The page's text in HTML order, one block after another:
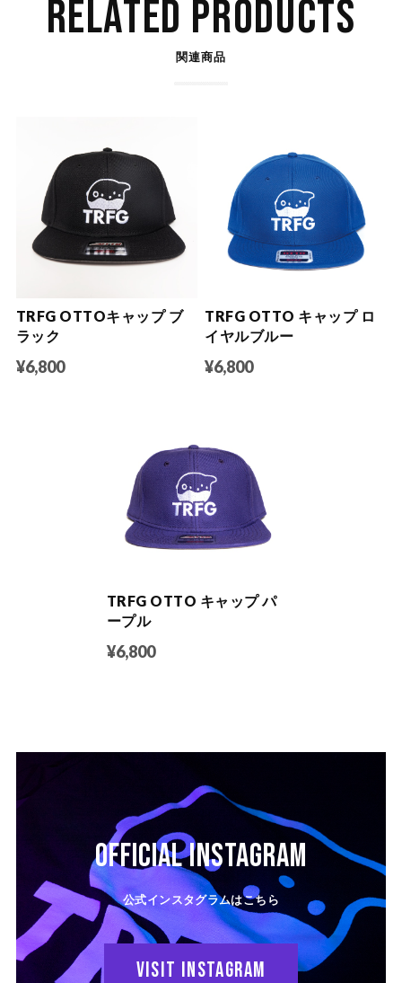
RELATED PRODUCTS
関連商品
TRFG OTTOキャップ ブ
ラック
¥6,800
TRFG OTTO キャップ ロ
イヤルブルー
¥6,800
TRFG OTTO キャップ パ
ープル
¥6,800
OFFICIAL Instagram
公式インスタグラムはこちら
VISIT Instagram